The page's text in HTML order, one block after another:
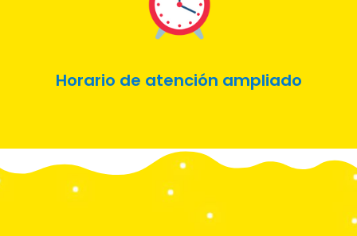
Horario de atención ampliado